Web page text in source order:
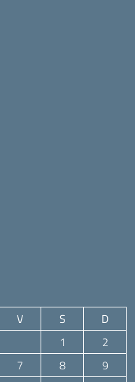
V S
D
1
2
7 8
9